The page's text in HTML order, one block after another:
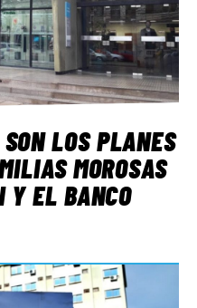
SON LOS PLANES
MOROSAS
Y EL BANCO